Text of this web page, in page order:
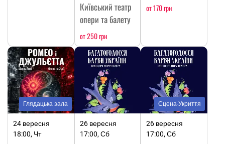
Київський театр
опери та балету
от 250 грн
от 170 грн
Глядацька зала
24 вересня
18:00, Чт
26 вересня
17:00, Сб
Сцена-Укриття
26 вересня
17:00, Сб